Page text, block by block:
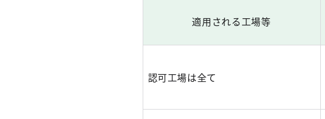
適用される工場等
認可工場は全て